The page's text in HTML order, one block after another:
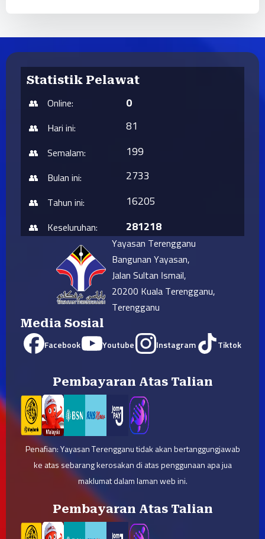
Statistik Pelawat
Online:
Hari ini:
Semalam:
Bulan ini:
Tahun ini:
Keseluruhan:
0
81
199
2733
16205
281218
Yayasan Terengganu
Bangunan Yayasan,
Jalan Sultan Ismail,
20200 Kuala Terengganu,
Terengganu
Media Sosial
Facebook Youtube Instagram Tiktok
Pembayaran Atas Talian
Penafian: Yayasan Terengganu tidak akan bertanggungjawab
ke atas sebarang kerosakan di atas penggunaan apa jua
maklumat dalam laman web ini.
Pembayaran Atas Talian